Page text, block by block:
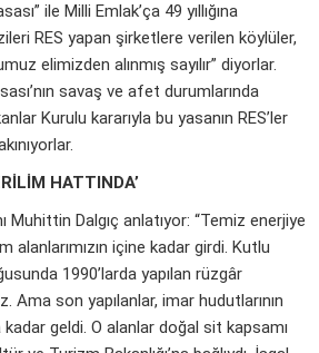
ile Milli Emlak’ça 49 yıllığına
RES yapan şirketlere verilen köylüler,
elimizden alınmış sayılır” diyorlar.
savaş ve afet durumlarında
Kurulu kararıyla bu yasanın RES’ler
HATTINDA’
Muhittin Dalgıç anlatıyor: “Temiz enerjiye
alanlarımızın içine kadar girdi. Kutlu
1990’larda yapılan rüzgâr
Ama son yapılanlar, imar hudutlarının
kadar geldi. O alanlar doğal sit kapsamı